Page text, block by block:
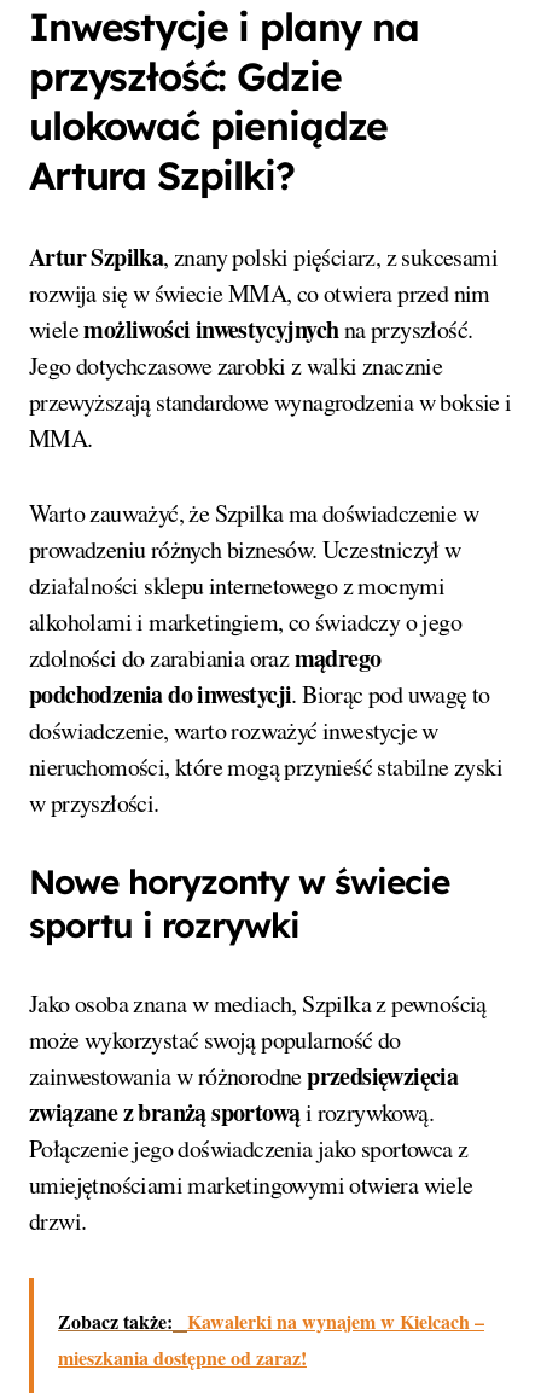
Inwestycje i plany na
przyszłość: Gdzie
ulokować pieniądze
Artura Szpilki?
Artur Szpilka, znany polski pięściarz, z sukcesami
rozwija się w świecie MMA, co otwiera przed nim
wielemożliwości inwestycyjnychna przyszłość.
Jego dotychczasowe zarobki z walki znacznie
przewyższają standardowe wynagrodzenia w boksie i
MMA.
Warto zauważyć, że Szpilka ma doświadczenie w
prowadzeniu różnych biznesów. Uczestniczył w
działalności sklepu internetowego z mocnymi
alkoholami i marketingiem, co świadczy o jego
zdolności do zarabiania orazmądrego
podchodzenia do inwestycji. Biorąc pod uwagę to
doświadczenie, warto rozważyć inwestycje w
nieruchomości, które mogą przynieść stabilne zyski
w przyszłości.
Nowe horyzonty w świecie
sportu i rozrywki
Jako osoba znana w mediach, Szpilka z pewnością
może wykorzystać swoją popularność do
zainwestowania w różnorodneprzedsięwzięcia
związane z branżą sportowąi rozrywkową.
Połączenie jego doświadczenia jako sportowca z
umiejętnościami marketingowymi otwiera wiele
drzwi.
Zobacz także: Kawalerki na wynajem w Kielcach –
mieszkania dostępne od zaraz!